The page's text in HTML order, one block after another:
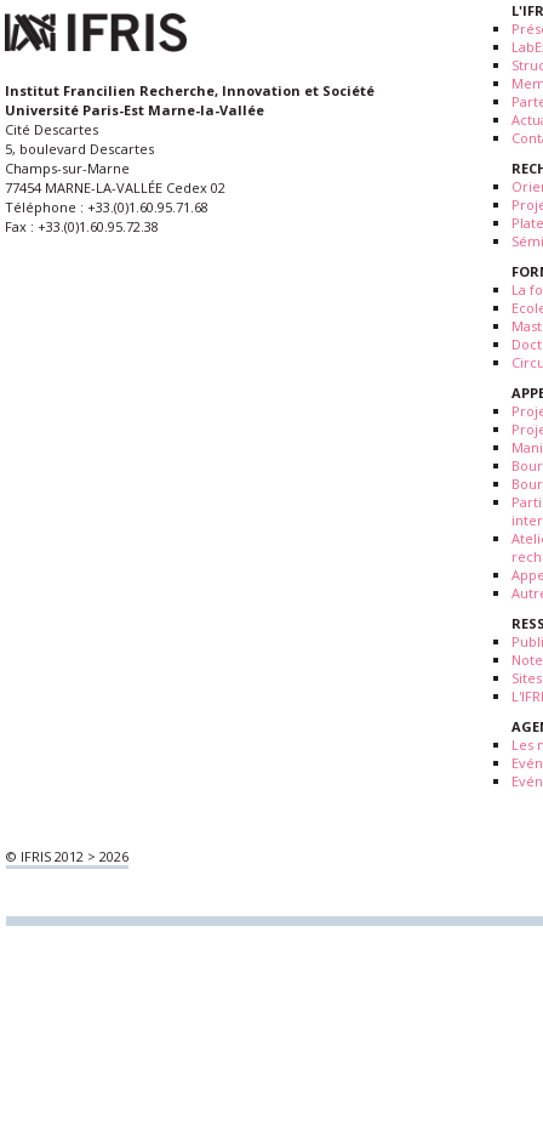
Institut Francilien Recherche, Innovation et Société
Université Paris-Est Marne-la-Vallée
Cité Descartes
5, boulevard Descartes
Champs-sur-Marne
77454 MARNE-LA-VALLÉE Cedex 02
Téléphone : +33.(0)1.60.95.71.68
Fax : +33.(0)1.60.95.72.38
La
Les
© IFRIS 2012 > 2026